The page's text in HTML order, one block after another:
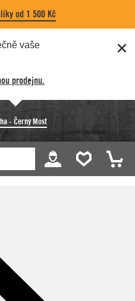
od 1 500 Kč
vaše
prodejnu.
- Černý Most